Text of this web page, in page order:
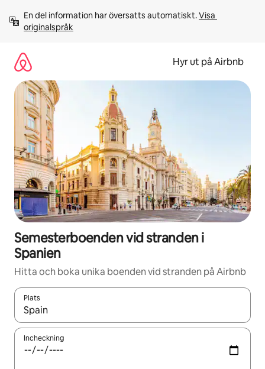
innehåll
En del information har översatts automatiskt. Visa
originalspråk
Hyr ut på Airbnb
Semesterboenden vid stranden i
Spanien
Hitta och boka unika boenden vid stranden på Airbnb
Plats
När resultaten är tillgängliga kan du navigera med upp- och
Incheckning